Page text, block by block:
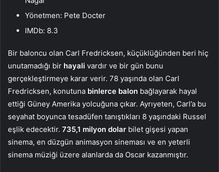
Yönetmen: Pete Docter
IMDb: 8.3
Bir baloncu olan Carl Fredricksen, küçüklüğünden beri hiç
unutamadığı bir hayali vardır ve bir gün bunu
gerçekleştirmeye karar verir. 78 yaşında olan Carl
Fredricksen, konutuna binlerce balon bağlayarak hayal
ettiği Güney Amerika yolcuğuna çıkar. Ayrıyeten, Carl’a bu
seyahat boyunca tesadüfen tanıştıkları 8 yaşındaki Russel
eşlik edecektir. 735,1 milyon dolar bilet gişesi yapan
sinema, en düzgün animasyon sineması ve en yeterli
sinema müziği üzere alanlarda da Oscar kazanmıştır.